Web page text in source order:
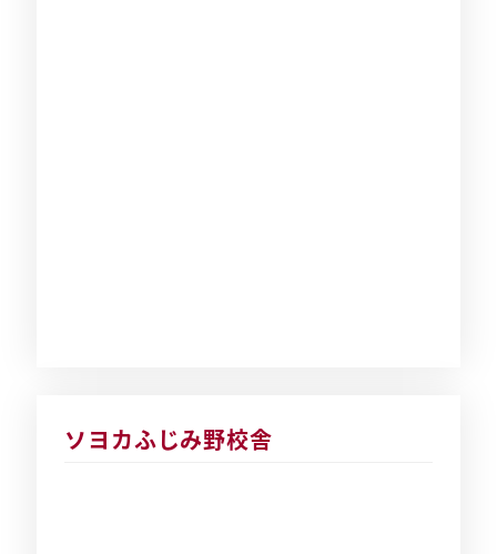
ソヨカふじみ野校舎